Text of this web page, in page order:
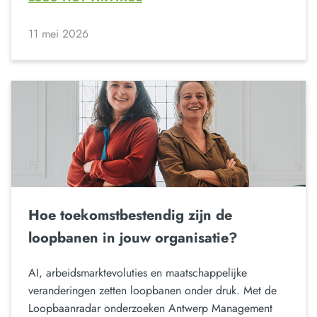
11 mei 2026
Hoe toekomstbestendig zijn de
loopbanen in jouw organisatie?
AI, arbeidsmarktevoluties en maatschappelijke
veranderingen zetten loopbanen onder druk. Met de
Loopbaanradar onderzoeken Antwerp Management